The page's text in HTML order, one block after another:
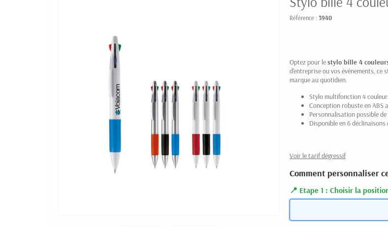
Référence : 3940
Optez pour lestylo bille 4
d'entreprise ou vos événements, ce
marque au quotidien.
Stylo multifonction 4
Conception robuste en ABS
Personnalisation possible
Disponible en 6 déclinaisons
Voir le tarif dégressif
Comment personnaliser
Etape 1 : Choisir la